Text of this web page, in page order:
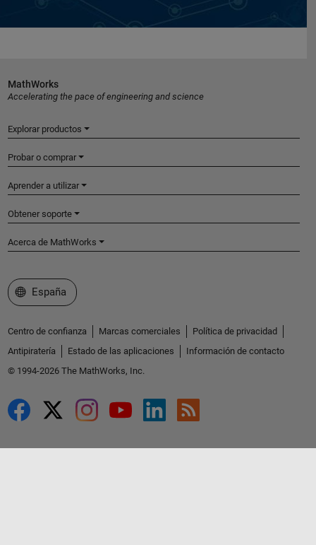
MathWorks
Accelerating the pace of engineering and science
Explorar productos
Probar o comprar
Aprender a utilizar
Obtener soporte
Acerca de MathWorks
Seleccione un país/idioma
España
Centro de confianza Marcas comerciales
Política de privacidad
Antipiratería
Estado de las aplicaciones
Información de contacto
© 1994-2026 The MathWorks, Inc.